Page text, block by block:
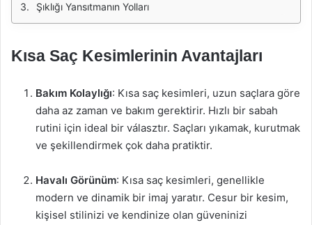
Şıklığı Yansıtmanın Yolları
Kısa Saç Kesimlerinin Avantajları
Bakım Kolaylığı: Kısa saç kesimleri, uzun saçlara göre
daha az zaman ve bakım gerektirir. Hızlı bir sabah
rutini için ideal bir választır. Saçları yıkamak, kurutmak
ve şekillendirmek çok daha pratiktir.
Havalı Görünüm: Kısa saç kesimleri, genellikle
modern ve dinamik bir imaj yaratır. Cesur bir kesim,
kişisel stilinizi ve kendinize olan güveninizi